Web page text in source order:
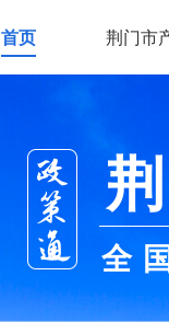
首页 荆门市
全